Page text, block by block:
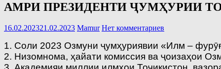
АМРИ ПРЕЗИДЕНТИ ҶУМҲУРИИ
16.02.202321.02.2023 Mamur Нет комментариев
1. Соли 2023 Озмуни ҷумҳуриявии «Илм –
2. Низомнома, ҳайати комиссия ва ҷоизаҳои